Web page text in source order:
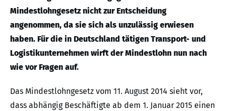
Mindestlohngesetz nicht zur Entscheidung
angenommen, da sie sich als unzulässig erwiesen
haben. Für die in Deutschland tätigen Transport- und
Logistikunternehmen wirft der Mindestlohn nun nach
wie vor Fragen auf.
Das Mindestlohngesetz vom 11. August 2014 sieht vor,
dass abhängig Beschäftigte ab dem 1. Januar 2015 einen